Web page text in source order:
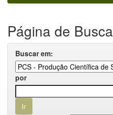
Página de Busca
Buscar em:
por